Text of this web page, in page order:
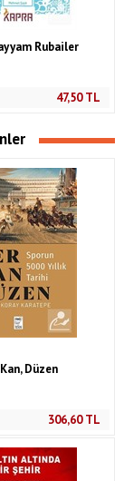
Rubailer
47,50TL
Düzen
306,60TL